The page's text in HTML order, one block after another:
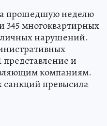
прошедшую неделю
345 многоквартирных
нарушений.
представление и
компаниям.
превысила